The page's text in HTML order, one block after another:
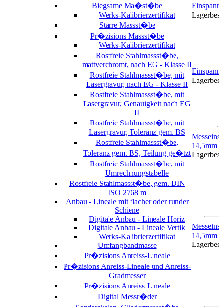
Biegsame Ma�st�be
Werks-Kalibrierzertifikat
Starre Massst�be
Pr�zisions Massst�be
Werks-Kalibrierzertifikat
Rostfreie Stahlmassst�be,
mattverchromt, nach EG - Klasse II
Rostfreie Stahlmassst�be, mit
Lasergravur, nach EG - Klasse II
Rostfreie Stahlmassst�be, mit
Lasergravur, Genauigkeit nach EG
II
Rostfreie Stahlmassst�be, mit
Lasergravur, Toleranz gem. BS
Rostfreie Stahlmassst�be,
Toleranz gem. BS, Teilung ge�tzt
Rostfreie Stahlmassst�be, mit
Umrechnungstabelle
Rostfreie Stahlmassst�be, gem. DIN
ISO 2768 m
Anbau - Lineale mit flacher oder runder
Schiene
Digitale Anbau - Lineale Horiz
Digitale Anbau - Lineale Vertik
Werks-Kalibrierzertifikat
Umfangbandmasse
Pr�zisions Anreiss-Lineale
Pr�zisions Anreiss-Lineale und Anreiss-
Gradmesser
Pr�zisions Anreiss-Lineale
Digital Messr�der
14,5mm
14,5mm